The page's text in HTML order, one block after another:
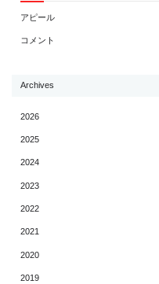
アピール
コメント
Archives
2026
2025
2024
2023
2022
2021
2020
2019